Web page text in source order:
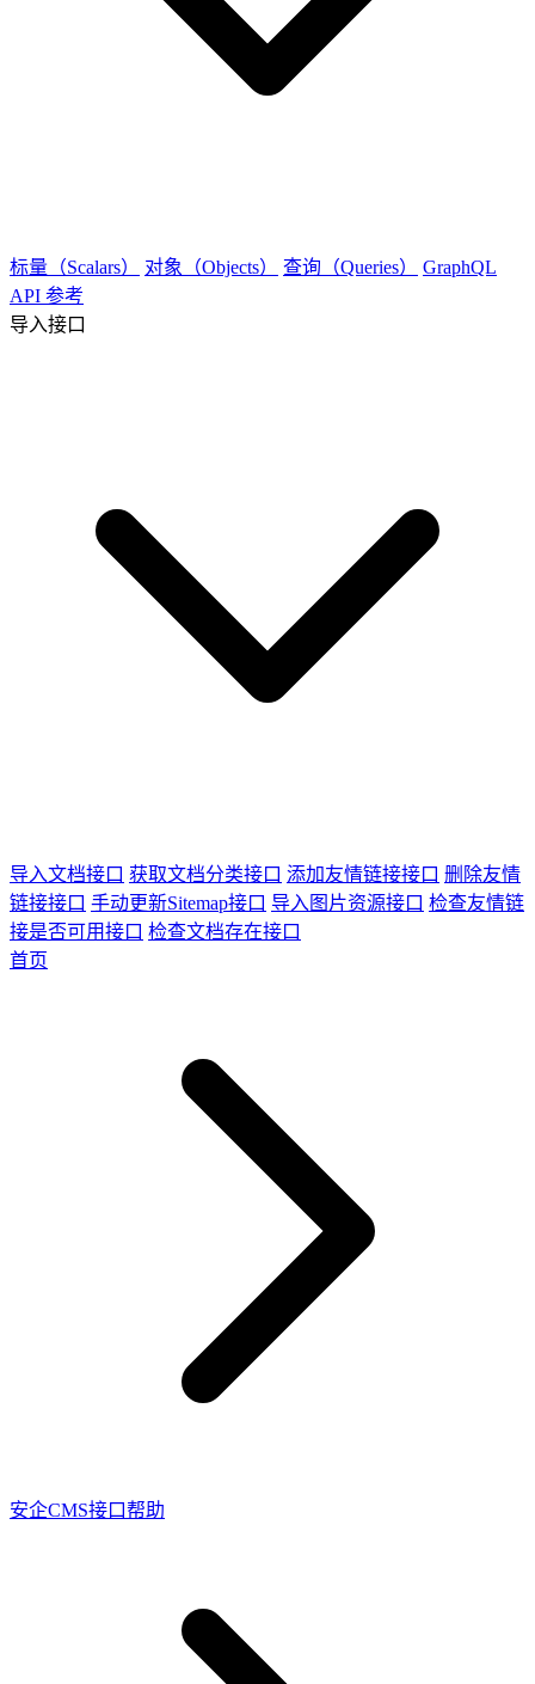
标量（Scalars） 对象（Objects） 查询（Queries）
GraphQL
API 参考
导入接口
导入文档接口 获取文档分类接口 添加友情链接接口 删除友情
链接接口 手动更新Sitemap接口 导入图片资源接口 检查友情链
接是否可用接口 检查文档存在接口
首页
安企CMS接口帮助